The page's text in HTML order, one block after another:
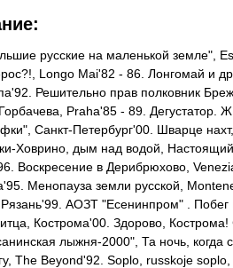
русские на маленькой земле",
Longo Mai'82 - 86. Лонгомай и
Решительно прав полковник
Praha'85 - 89. Дегустатор.
Санкт-Петербург'00. Шварце
Ховрино, дым над водой, Настоящий
Воскресение в Дерибрюхово,
Менопауза земли русской,
АОЗТ "Есенинпром" . Побег
Кострома'00. Здорово,
лыжня-2000", Та ночь, когда
The Beyond'92. Soplo, russkoje soplo,